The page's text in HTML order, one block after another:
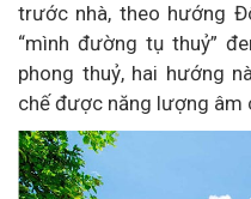
trước nhà, theo hướng
“mình đường tụ thuỷ”
phong thuỷ, hai hướng
chế được năng lượng âm